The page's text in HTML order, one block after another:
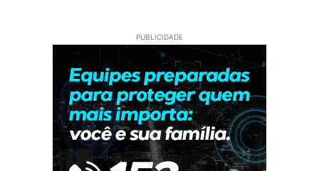
PUBLICIDADE